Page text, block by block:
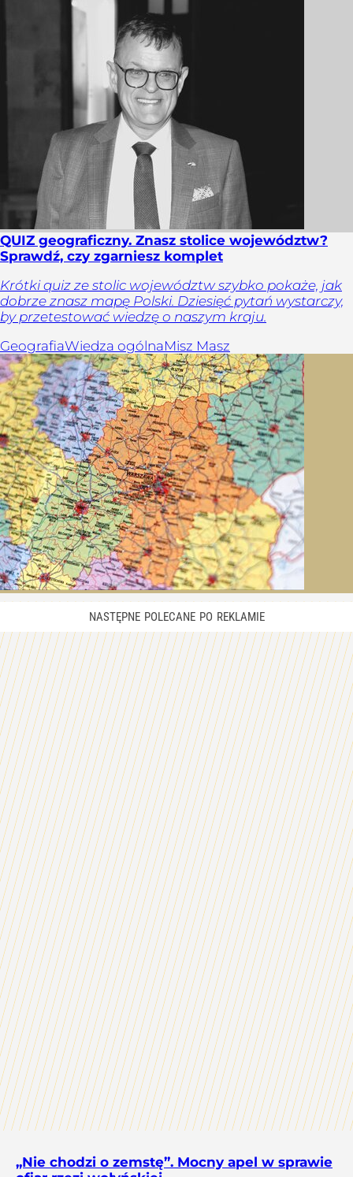
QUIZ geograficzny. Znasz stolice województw?
Sprawdź, czy zgarniesz komplet
Krótki quiz ze stolic województw szybko pokaże, jak
dobrze znasz mapę Polski. Dziesięć pytań wystarczy,
by przetestować wiedzę o naszym kraju.
GeografiaWiedza ogólnaMisz Masz
„Nie chodzi o zemstę”. Mocny apel w sprawie